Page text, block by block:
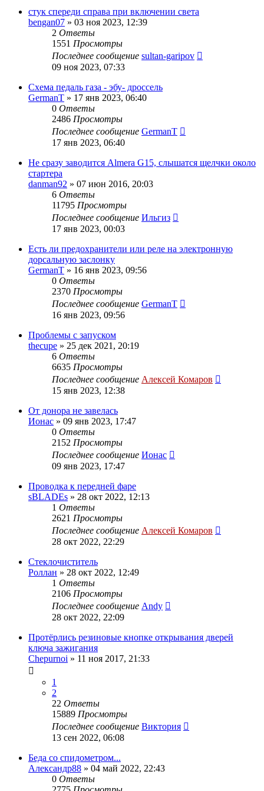
стук спереди справа при включении света
bengan07 » 03 ноя 2023, 12:39
2 Ответы
1551 Просмотры
Последнее сообщение sultan-garipov
09 ноя 2023, 07:33
Схема педаль газа - эбу- дроссель
GermanT » 17 янв 2023, 06:40
0 Ответы
2486 Просмотры
Последнее сообщение GermanT
17 янв 2023, 06:40
Не сразу заводится Almera G15, слышатся щелчки около
стартера
danman92 » 07 июн 2016, 20:03
6 Ответы
11795 Просмотры
Последнее сообщение Ильгиз
17 янв 2023, 00:03
Есть ли предохранители или реле на электронную
дорсальную заслонку
GermanT » 16 янв 2023, 09:56
0 Ответы
2370 Просмотры
Последнее сообщение GermanT
16 янв 2023, 09:56
Проблемы с запуском
thecupe » 25 дек 2021, 20:19
6 Ответы
6635 Просмотры
Последнее сообщение Алексей Комаров
15 янв 2023, 12:38
От донора не завелась
Ионас » 09 янв 2023, 17:47
0 Ответы
2152 Просмотры
Последнее сообщение Ионас
09 янв 2023, 17:47
Проводка к передней фаре
sBLADEs » 28 окт 2022, 12:13
1 Ответы
2621 Просмотры
Последнее сообщение Алексей Комаров
28 окт 2022, 22:29
Стеклочиститель
Роллан » 28 окт 2022, 12:49
1 Ответы
2106 Просмотры
Последнее сообщение Andy
28 окт 2022, 22:09
Протёрлись резиновые кнопке открывания дверей
ключа зажигания
Chepurnoi » 11 ноя 2017, 21:33
1
2
22 Ответы
15889 Просмотры
Последнее сообщение Виктория
13 сен 2022, 06:08
Беда со спидометром...
Александр88 » 04 май 2022, 22:43
0 Ответы